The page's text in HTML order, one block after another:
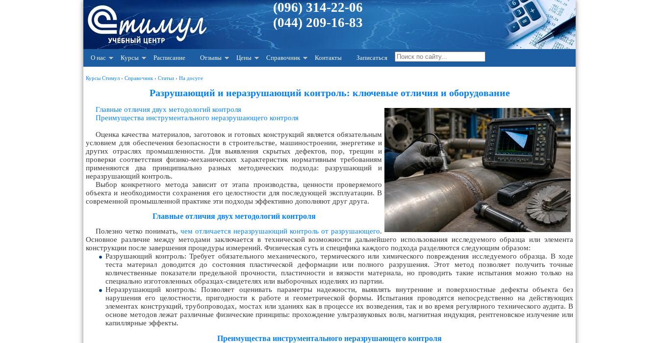
(096) 314-22-06
(044) 209-16-83
О нас Курсы Расписание Отзывы Цены Справочник Контакты Записаться
Курсы Стимул › Справочник › Статьи › На досуге
Разрушающий и неразрушающий контроль: ключевые отличия и оборудование
Главные отличия двух методологий контроля
Преимущества инструментального неразрушающего контроля
Оценка качества материалов, заготовок и готовых конструкций является обязательным
условием для обеспечения безопасности в строительстве, машиностроении, энергетике и
других отраслях промышленности. Для выявления скрытых дефектов, пор, трещин и
проверки соответствия физико-механических характеристик нормативным требованиям
применяются два принципиально разных методических подхода: разрушающий и
неразрушающий контроль.
Выбор конкретного метода зависит от этапа производства, ценности проверяемого
объекта и необходимости сохранения его целостности для последующей эксплуатации. В
современной промышленной практике эти подходы эффективно дополняют друг друга.
Главные отличия двух методологий контроля
Полезно четко понимать, чем отличается неразрушающий контроль от разрушающего.
Основное различие между методами заключается в технической возможности дальнейшего использования исследуемого образца или элемента
конструкции после завершения процедуры измерений. Физическая суть и специфика каждого подхода разделяются следующим образом:
Разрушающий контроль: Требует обязательного механического, термического или химического повреждения исследуемого образца. В ходе
теста материал доводится до состояния пластической деформации или полного разрушения. Этот метод позволяет получить точные
количественные показатели предельной прочности, пластичности и вязкости материала, но проводить такие испытания можно только на
специально изготовленных образцах-свидетелях или выборочных изделиях из партии.
Неразрушающий контроль: Позволяет оценивать параметры надежности, выявлять внутренние и поверхностные дефекты объекта без
нарушения его целостности, пригодности к работе и геометрической формы. Испытания проводятся непосредственно на действующих
элементах конструкций, трубопроводах, мостах или зданиях как в процессе их возведения, так и во время регулярного технического аудита. В
основе методов лежат различные физические принципы: прохождение ультразвуковых волн, магнитная индукция, рентгеновское излучение или
капиллярные эффекты.
Преимущества инструментального неразрушающего контроля